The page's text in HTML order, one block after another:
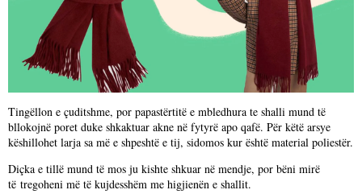
Tingëllon e çuditshme, por papastërtitë e mbledhura te shalli mund të
bllokojnë poret duke shkaktuar akne në fytyrë apo qafë. Për këtë arsye
këshillohet larja sa më e shpeshtë e tij, sidomos kur është material poliestër.
Diçka e tillë mund të mos ju kishte shkuar në mendje, por bëni mirë
të tregoheni më të kujdesshëm me higjienën e shallit.